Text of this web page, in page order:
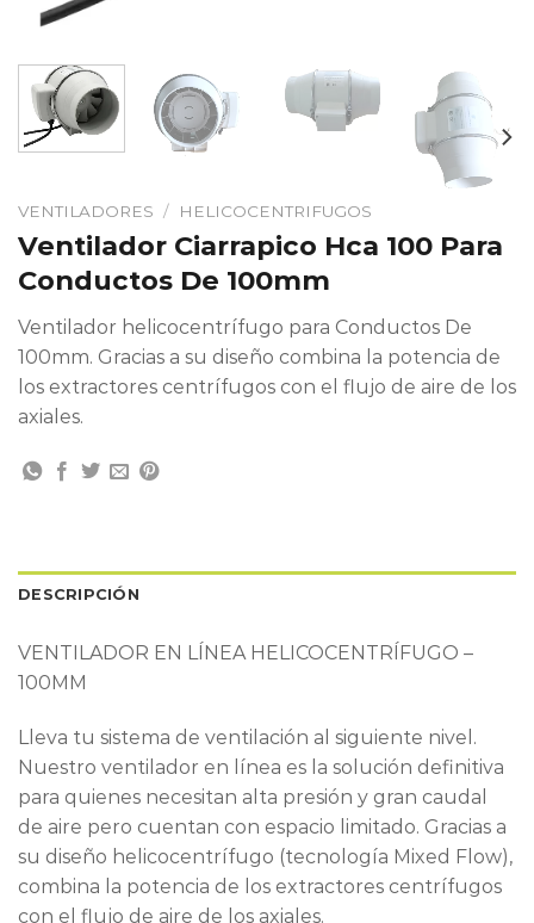
VENTILADORES / HELICOCENTRIFUGOS
Ventilador Ciarrapico Hca 100 Para
Conductos De 100mm
Ventilador helicocentrífugo para Conductos De
100mm. Gracias a su diseño combina la potencia de
los extractores centrífugos con el flujo de aire de los
axiales.
DESCRIPCIÓN
VENTILADOR EN LÍNEA HELICOCENTRÍFUGO –
100MM
Lleva tu sistema de ventilación al siguiente nivel.
Nuestro ventilador en línea es la solución definitiva
para quienes necesitan alta presión y gran caudal
de aire pero cuentan con espacio limitado. Gracias a
su diseño helicocentrífugo (tecnología Mixed Flow),
combina la potencia de los extractores centrífugos
con el flujo de aire de los axiales.